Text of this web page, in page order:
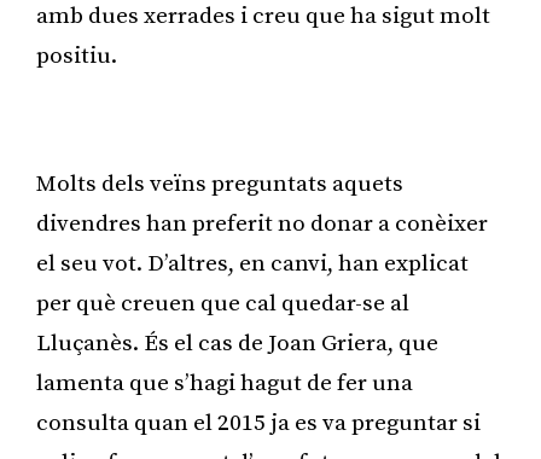
amb dues xerrades i creu que ha sigut molt
positiu.
Molts dels veïns preguntats aquets
divendres han preferit no donar a conèixer
el seu vot. D’altres, en canvi, han explicat
per què creuen que cal quedar-se al
Lluçanès. És el cas de Joan Griera, que
lamenta que s’hagi hagut de fer una
consulta quan el 2015 ja es va preguntar si